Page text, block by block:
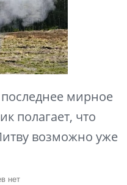
мирное
полагает, что
возможно уже
нет